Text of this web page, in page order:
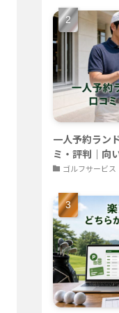
一人予約ラン
ミ・評判｜向
ゴルフサービス